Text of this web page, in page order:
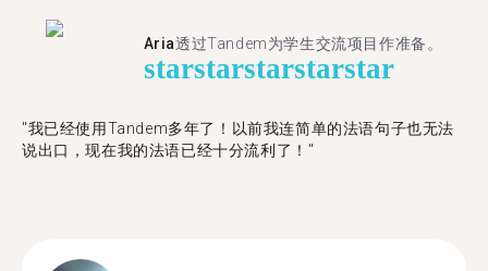
Aria透过Tandem为学生交流项目作准备。
starstarstarstarstar
"​​我已经使用Tandem多年了！以前我连简单的法语句子也无法
说出口，现在我的法语已经十分流利了！"